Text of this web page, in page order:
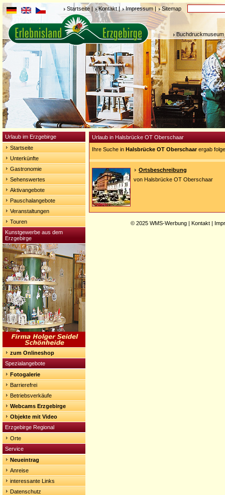
Startseite | Kontakt | Impressum | Sitemap
Urlaub im Erzgebirge
Startseite
Unterkünfte
Gastronomie
Sehenswertes
Aktivangebote
Pauschalangebote
Veranstaltungen
Touren
Kunstgewerbe aus dem
Erzgebirge
zum Onlineshop
Spezialangebote
Fotogalerie
Barrierefrei
Betriebsverkäufe
Webcams Erzgebirge
Objekte mit Video
Erzgebirge Regional
Orte
Service
Neueintrag
Anreise
interessante Links
Datenschutz
Urlaub in Halsbrücke OT Oberschaar
Ihre Suche in Halsbrücke OT Oberschaarergab
Ortsbeschreibung
von Halsbrücke OT Oberschaar
© 2025 WMS-Werbung | Kontakt |